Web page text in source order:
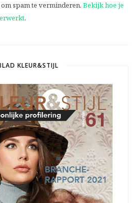
spam te verminderen. Bekijk hoe je
.
KLEUR&STIJL